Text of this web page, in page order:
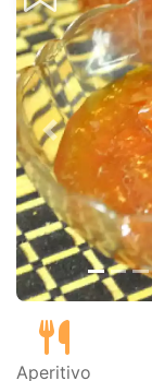
Anterior
Aperitivo